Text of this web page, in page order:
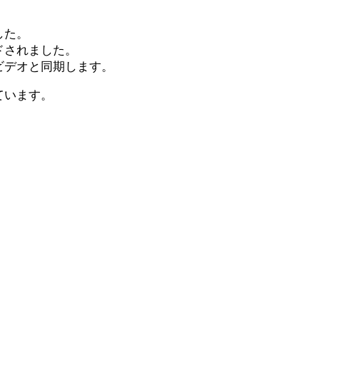
。
れました。
オと同期します。
ます。